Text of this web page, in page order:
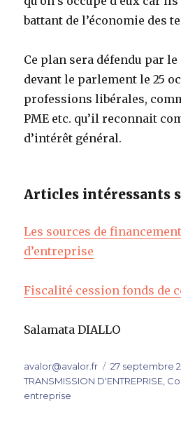
battant de l’économie des
Ce plan sera défendu par
devant le parlement le 25
professions libérales,
PME etc. qu’il reconnait
d’intérêt général.
Articles intéressants
Les sources de
d’entreprise
Fiscalité cession fonds de
Salamata DIALLO
Auteur
avalor@avalor.fr
Publié
le
27 septembre
TRANSMISSION D'ENTREPRISE
entreprise